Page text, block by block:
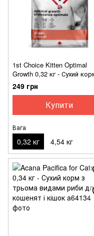
1st Choice Kitten Optimal
Growth 0,32 кг - Сухий
рибою для кошенят з
чутливим травленням
249 грн
Купити
Вага
0,32 кг 4,54 кг